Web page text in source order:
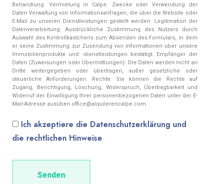
Behandlung: Vermietung in Calpe. Zwecke oder Verwendung der
Daten Verwaltung von Informationsanfragen, die über die Website oder
E-Mail zu unseren Dienstleistungen gestellt werden. Legitimation der
Datenverarbeitung: Ausdrückliche Zustimmung des Nutzers durch
Auswahl des Kontrollkästchens zum Absenden des Formulars, in dem
er seine Zustimmung zur Zusendung von Informationen über unsere
Immobilienprodukte und -dienstleistungen bestätigt. Empfänger der
Daten (Zuweisungen oder Übermittlungen): Die Daten werden nicht an
Dritte weitergegeben oder übertragen, außer gesetzliche oder
steuerliche Anforderungen. Rechte: Sie können die Rechte auf
Zugang, Berichtigung, Löschung, Widerspruch, Übertragbarkeit und
Widerruf der Einwilligung Ihrer personenbezogenen Daten unter der E-
Mail-Adresse ausüben office@alquilerencalpe.com.
Ich akzeptiere die Datenschutzerklärung und
die rechtlichen Hinweise